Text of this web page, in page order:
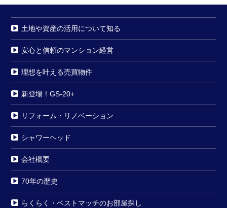
土地や資産の活用について知る
安心と信頼のマンション経営
理想を叶える売買物件
新登場！GS-20+
リフォーム・リノベーション
シャワーヘッド
会社概要
70年の歴史
らくらく・ベストマッチのお部屋探し